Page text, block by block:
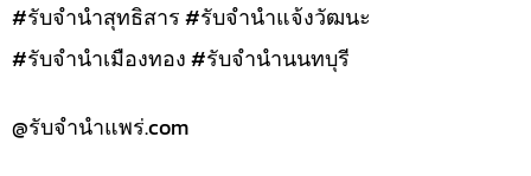
#รับจำนำสุทธิสาร #รับจำนำแจ้งวัฒนะ
#รับจำนำเมืองทอง #รับจำนำนนทบุรี
@รับจํานําแพร่.com